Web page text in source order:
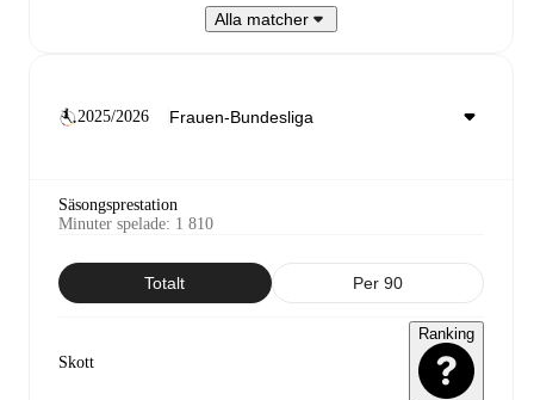
Alla matcher
2025/2026
Säsongsprestation
Minuter spelade: 1 810
Totalt Per 90
Skott
Ranking